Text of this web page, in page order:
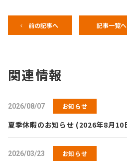
前の記事へ 記事一覧へ
関連情報
2026/08/07 お知らせ
夏季休暇のお知らせ (2026年8月10
2026/03/23 お知らせ